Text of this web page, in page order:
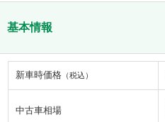
基本情報
新車時価格 （税込）
中古車相場